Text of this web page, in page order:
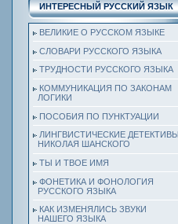
ИНТЕРЕСНЫЙ РУССКИЙ ЯЗЫК
ВЕЛИКИЕ О РУССКОМ ЯЗЫКЕ
СЛОВАРИ РУССКОГО ЯЗЫКА
ТРУДНОСТИ РУССКОГО ЯЗЫКА
КОММУНИКАЦИЯ ПО ЗАКОНАМ
ЛОГИКИ
ПОСОБИЯ ПО ПУНКТУАЦИИ
ЛИНГВИСТИЧЕСКИЕ ДЕТЕКТИВЫ
НИКОЛАЯ ШАНСКОГО
ТЫ И ТВОЕ ИМЯ
ФОНЕТИКА И ФОНОЛОГИЯ
РУССКОГО ЯЗЫКА
КАК ИЗМЕНЯЛИСЬ ЗВУКИ
НАШЕГО ЯЗЫКА